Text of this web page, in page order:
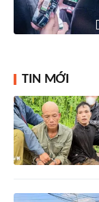
TIN MỚI